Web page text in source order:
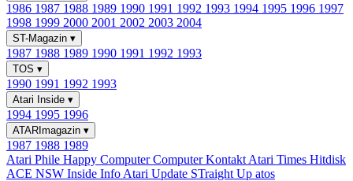
1986 1987 1988 1989 1990 1991 1992 1993 1994 1995 1996 1997
1998 1999 2000 2001 2002 2003 2004
ST-Magazin ▾
1987 1988 1989 1990 1991 1992 1993
TOS ▾
1990 1991 1992 1993
Atari Inside ▾
1994 1995 1996
ATARImagazin ▾
1987 1988 1989
Atari Phile Happy ComputerComputer Kontakt Atari Times Hitdisk
ACE NSW Inside Info Atari Update STraight Up atos